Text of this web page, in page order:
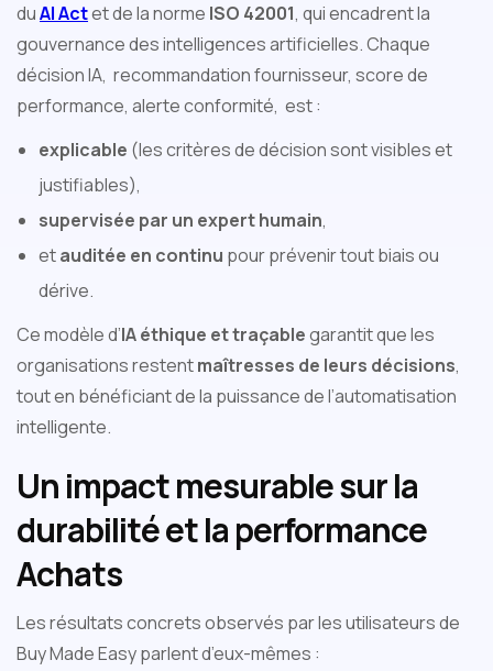
duAI Actet de la norme ISO 42001, qui encadrent la
gouvernance des intelligences artificielles. Chaque
décision IA, recommandation fournisseur, score de
performance, alerte conformité, est :
explicable (les critères de décision sont visibles et
justifiables),
supervisée par un expert humain,
etauditée en continu pour prévenir tout biais ou
dérive.
Ce modèle d’IA éthique et traçablegarantit que les
organisations restentmaîtresses de leurs décisions,
tout en bénéficiant de la puissance de l’automatisation
intelligente.
Un impact mesurable sur la
durabilité et la performance
Achats
Les résultats concrets observés par les utilisateurs de
Buy Made Easy parlent d’eux-mêmes :